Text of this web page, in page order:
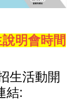
明會時間
生活動開
結: